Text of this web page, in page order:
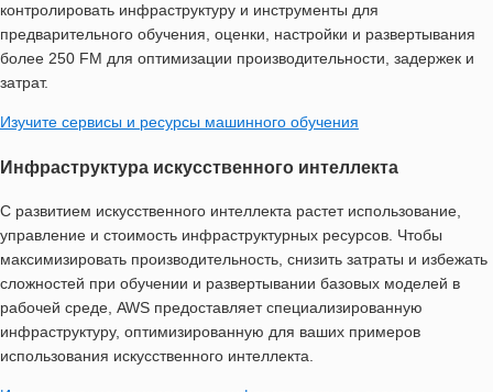
контролировать инфраструктуру и инструменты для
предварительного обучения, оценки, настройки и развертывания
более 250 FM для оптимизации производительности, задержек и
затрат.
Изучите сервисы и ресурсы машинного обучения
Инфраструктура искусственного интеллекта
С развитием искусственного интеллекта растет использование,
управление и стоимость инфраструктурных ресурсов. Чтобы
максимизировать производительность, снизить затраты и избежать
сложностей при обучении и развертывании базовых моделей в
рабочей среде, AWS предоставляет специализированную
инфраструктуру, оптимизированную для ваших примеров
использования искусственного интеллекта.